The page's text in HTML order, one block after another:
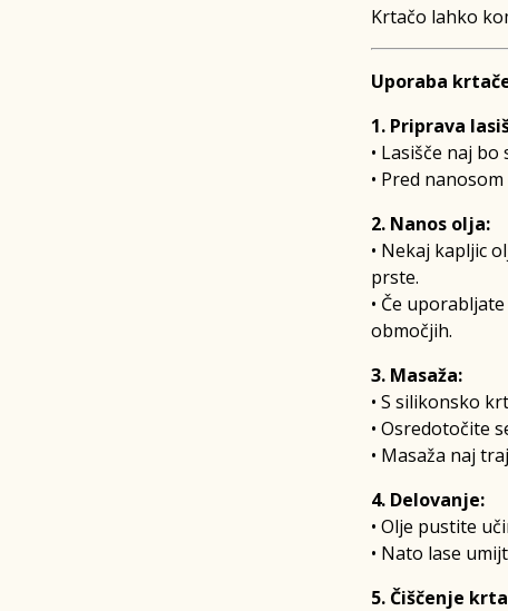
Krtačo lahko
Uporaba
1. Priprava
• Lasišče naj
• Pred
2. Nanos olja:
• Nekaj kapljic
prste.
• Če
območjih.
3. Masaža:
• S silikonsko
• Osredotočite
• Masaža naj
4. Delovanje:
• Olje pustite
• Nato lase
5. Čiščenje